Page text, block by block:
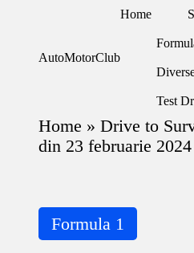
AutoMotorClub
si
pasionatii
de
Home
Test
Home » Drive to
din 23 februarie 2024
Posted
in
Formula 1